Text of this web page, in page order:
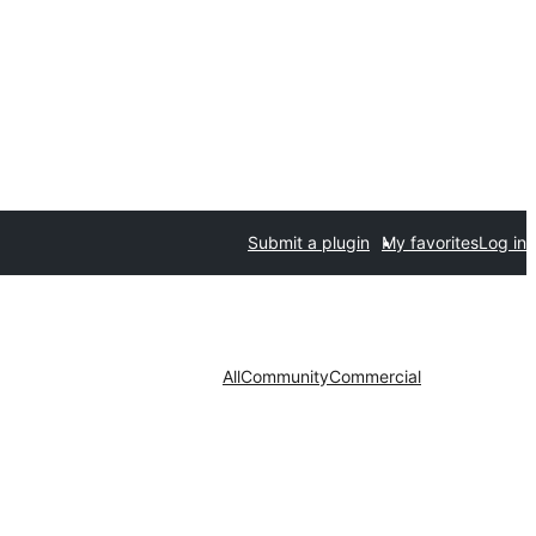
Submit a plugin My favoritesLog in
AllCommunityCommercial